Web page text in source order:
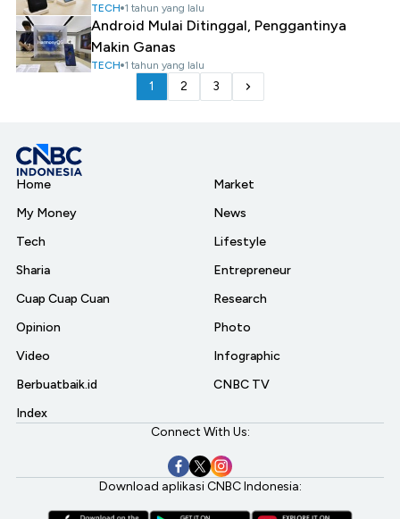
TECH 1 tahun yang lalu
Android Mulai Ditinggal, Penggantinya
Makin Ganas
TECH 1 tahun yang lalu
1 2 3
Home
My Money
Tech
Sharia
Cuap Cuap Cuan
Opinion
Video
Berbuatbaik.id
Index
Market
News
Lifestyle
Entrepreneur
Research
Photo
Infographic
CNBC TV
Connect With Us:
Download aplikasi CNBC Indonesia: